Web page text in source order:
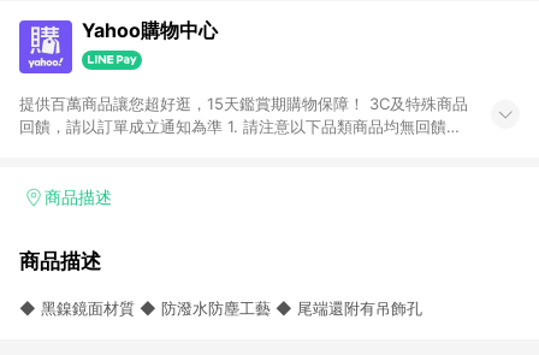
Yahoo購物中心
提供百萬商品讓您超好逛，15天鑑賞期購物保障！ 3C及特殊商品
回饋，請以訂單成立通知為準 1. 請注意以下品類商品均無回饋：
電玩/遊戲/相機/單眼/鏡頭/拍立得 [2024/6/1起適用] -內接硬
的購回饋活動享Yahoo超贈點回饋者 - 購物中心商店之商品：商
3. 訂單回饋金額將扣除運費/購物金/超贈點/福利金/紅利折抵/折
商品描述
商品描述
◆ 黑鎳鏡面材質 ◆ 防潑水防塵工藝 ◆ 尾端還附有吊飾孔